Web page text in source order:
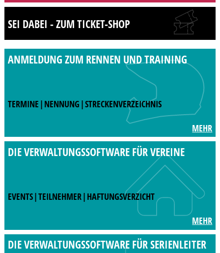
SEI DABEI - ZUM TICKET-SHOP
ANMELDUNG ZUM RENNEN UND TRAINING
TERMINE |NENNUNG |STRECKENVERZEICHNIS
MEHR
DIE VERWALTUNGSSOFTWAREFÜR VEREINE
EVENTS|TEILNEHMER|HAFTUNGSVERZICHT
MEHR
DIE VERWALTUNGSSOFTWAREFÜR SERIENLEITER